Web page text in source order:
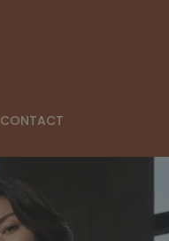
CONTACT